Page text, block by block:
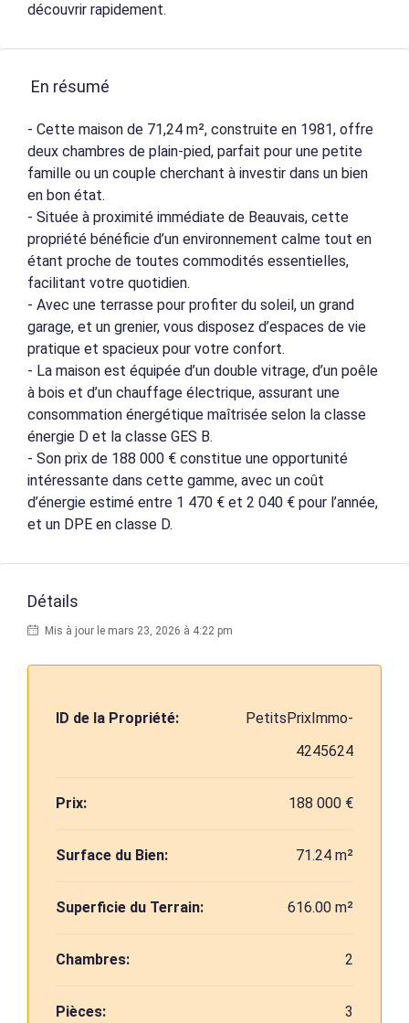
découvrir rapidement.
En résumé
- Cette maison de 71,24 m², construite en 1981, offre
deux chambres de plain-pied, parfait pour une petite
famille ou un couple cherchant à investir dans un bien
en bon état.
- Située à proximité immédiate de Beauvais, cette
propriété bénéficie d’un environnement calme tout en
étant proche de toutes commodités essentielles,
facilitant votre quotidien.
- Avec une terrasse pour profiter du soleil, un grand
garage, et un grenier, vous disposez d’espaces de vie
pratique et spacieux pour votre confort.
- La maison est équipée d’un double vitrage, d’un poêle
à bois et d’un chauffage électrique, assurant une
consommation énergétique maîtrisée selon la classe
énergie D et la classe GES B.
- Son prix de 188 000 € constitue une opportunité
intéressante dans cette gamme, avec un coût
d’énergie estimé entre 1 470 € et 2 040 € pour l’année,
et un DPE en classe D.
Détails
Mis à jour le mars 23, 2026 à 4:22 pm
ID de la Propriété:
PetitsPrixImmo-
4245624
Prix: 188 000 €
Surface du Bien: 71.24 m²
Superficie du Terrain: 616.00 m²
Chambres: 2
Pièces: 3